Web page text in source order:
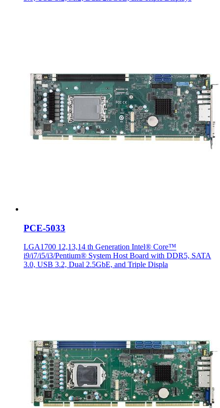
PCE-5033
LGA1700 12,13,14 th Generation Intel® Core™
i9/i7/i5/i3/Pentium® System Host Board with DDR5, SATA
3.0, USB 3.2, Dual 2.5GbE, and Triple Displa